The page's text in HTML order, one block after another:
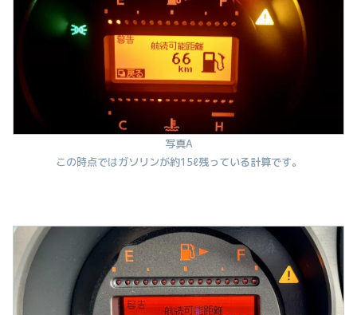
写真A
この時点ではガソリンが約15ℓ残っている計算です。